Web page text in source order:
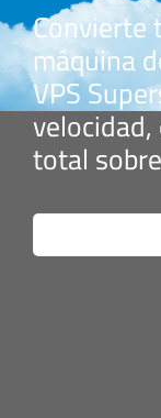
Convierte
máquina
VPS
total